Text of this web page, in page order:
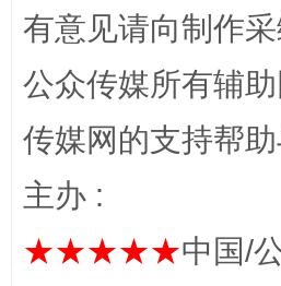
网上购药对药下症？
有意见请向制作
公众传媒所有辅
传媒网的支持帮
主办 :
★★★★★中国/